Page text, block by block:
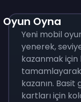
Oyun Oyna
Yeni mobil
yenerek,
kazanmak
kazanın.
kartları için